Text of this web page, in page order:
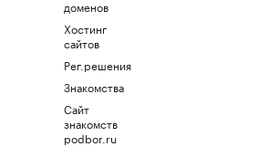
доменов
Хостинг
сайтов
Рег.решения
Знакомства
Сайт
знакомств
podbor.ru